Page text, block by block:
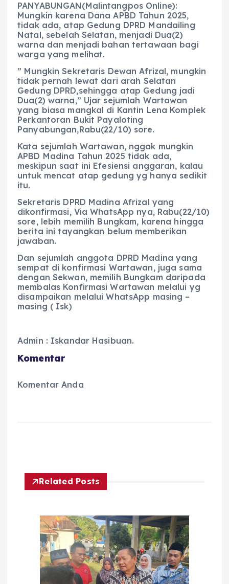
PANYABUNGAN(Malintangpos Online):
Mungkin karena Dana APBD Tahun 2025,
tidak ada, atap Gedung DPRD Mandailing
Natal, sebelah Selatan, menjadi Dua(2)
warna dan menjadi bahan tertawaan bagi
warga yang melihat.
” Mungkin Sekretaris Dewan Afrizal, mungkin
tidak pernah lewat dari arah Selatan
Gedung DPRD,sehingga atap Gedung jadi
Dua(2) warna,” Ujar sejumlah Wartawan
yang biasa mangkal di Kantin Lena Komplek
Perkantoran Bukit Payaloting
Panyabungan,Rabu(22/10) sore.
Kata sejumlah Wartawan, nggak mungkin
APBD Madina Tahun 2025 tidak ada,
meskipun saat ini Efesiensi anggaran, kalau
untuk mencat atap gedung yg hanya sedikit
itu.
Sekretaris DPRD Madina Afrizal yang
dikonfirmasi, Via WhatsApp nya, Rabu(22/10)
sore, lebih memilih Bungkam, karena hingga
berita ini tayangkan belum memberikan
jawaban.
Dan sejumlah anggota DPRD Madina yang
sempat di konfirmasi Wartawan, juga sama
dengan Sekwan, memilih Bungkam daripada
membalas Konfirmasi Wartawan melalui yg
disampaikan melalui WhatsApp masing –
masing ( Isk)
Admin : Iskandar Hasibuan.
Komentar
Komentar Anda
Related Posts